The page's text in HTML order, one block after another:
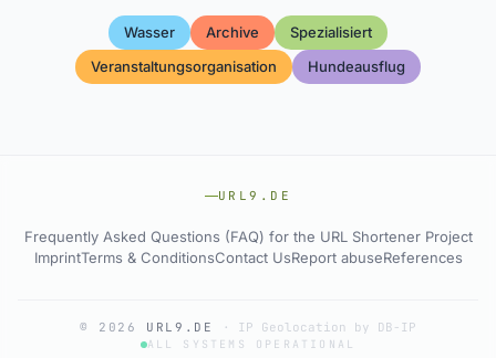
Wasser Archive
Spezialisiert
Veranstaltungsorganisation
Hundeausflug
URL9.DE
Frequently Asked Questions (FAQ) for the URL Shortener Project
ImprintTerms & ConditionsContact UsReport abuseReferences
© 2026 URL9.DE · IP Geolocation by DB-IP
ALL SYSTEMS OPERATIONAL